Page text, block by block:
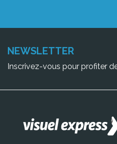
NEWSLETTER
Inscrivez-vous pour profiter